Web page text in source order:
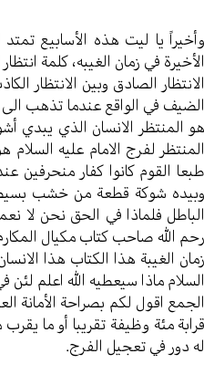
وأخيراً يا ليت هذه الأسابيع
الأخيرة في زمان الغيبه، كلمة
الانتظار الصادق وبين الانتظار
الضيف في الواقع عندما تذهب الى
هو المنتظر الانسان الذي يبدي
المنتظر لفرج الامام عليه
طبعا القوم كانوا كفار منحرفين
وبيده شوكة قطعة من خشب بسيط
الباطل فلماذا في الحق نحن لا
رحم الله صاحب كتاب مكيال
زمان الغيبة هذا الكتاب هذا
السلام ماذا سيعطيه الله اعلم
الجمع اقول لكم بصراحة الأمانة
قرابة مئة وظيفة تقريبا أو ما
له دور في تعجيل الفرج.